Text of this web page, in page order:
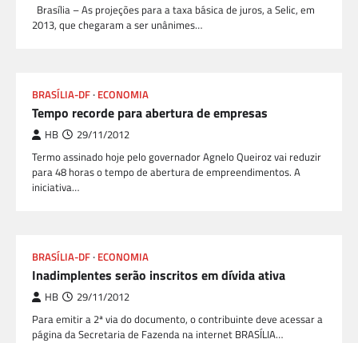
Brasília – As projeções para a taxa básica de juros, a Selic, em
2013, que chegaram a ser unânimes…
BRASÍLIA-DF ECONOMIA
Tempo recorde para abertura de empresas
HB 29/11/2012
Termo assinado hoje pelo governador Agnelo Queiroz vai reduzir
para 48 horas o tempo de abertura de empreendimentos. A
iniciativa…
BRASÍLIA-DF ECONOMIA
Inadimplentes serão inscritos em dívida ativa
HB 29/11/2012
Para emitir a 2ª via do documento, o contribuinte deve acessar a
página da Secretaria de Fazenda na internet BRASÍLIA…